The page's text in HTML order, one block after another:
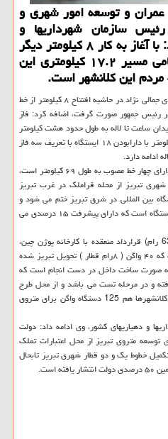
و توسعه امور شهری و
سازمان شهرداریها و
دهیاریهای كشور اعلام نمود: با آغاز به كار ۸ كیلومتر دیگر
از خط یك متروی تبریز، تمامی مسیر ۱۷.۲ كیلومتری این
این كلانشهر است.
مهدی جمالی نژاد در حاشیه افتتاح ۸ كیلومتر از خط
رئیس جمهور صورت گرفت، اضافه كرد: فاز
ساعت تا لاله به طول حدود هشت كیلومتر
راه اندازی شد و این خط به طول ۱۷.۲ كیلومتر با دارابودن ۱۸ ایستگاه با تعریف سه فاز
ادامه دارد.
وی با اشاره به اینكه متروی شهر تبریز دارای چهار خط مصوب به طول ۶۹ كیلومتر است،
تبریز از محله قراملك در غرب تبریز
بین المللی در شرق تبریز ختم می شود و
طول این خط 22.4 كیلومتر و شامل 20 ایستگاه است كه دارای پیشرفت ۱۵ درصدی می
جمالی نژاد افزود: از محل 315 واگن (63 رام) قرارداد منعقده با كارخانه پوژن چین،
چین تحویل شده كه ۴۰ واگن ( ۸رام قطار ) تحویل تبریز شده
به صورت ساخت داخل در دست انجام است كه
بدنه ۴ رام آخر یافته و در مرحله تست می باشد و از محل طرح
تأمین 2000 دستگاه واگن مترویی برای كلانشهرها هم 125 دستگاه واگن برای متروی
و دهیاریهای كشور، وی ادامه داد: دولت
تومان برای توسعه متروی تبریز از محل اعتبارات تملك
خطوط یك و دو قطار شهری تبریز تابحال